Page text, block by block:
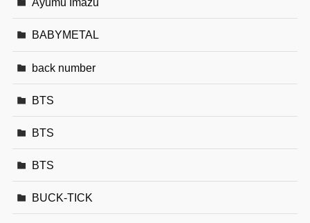
BABYMETAL
back number
BTS
BTS
BTS
BUCK-TICK